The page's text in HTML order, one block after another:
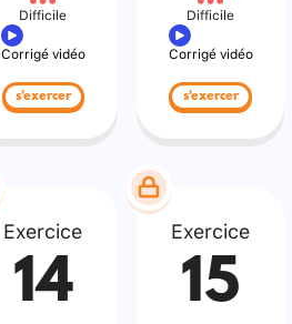
Difficile
Corrigé vidéo
s'exercer
Difficile
Corrigé vidéo
s'exercer
Exercice
14
Exercice
15